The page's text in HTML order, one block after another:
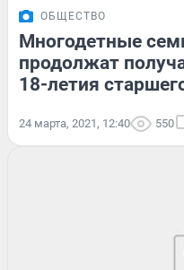
ОБЩЕСТВО
Многодетные
продолжат
18-летия
24 марта, 2021, 12:40 550